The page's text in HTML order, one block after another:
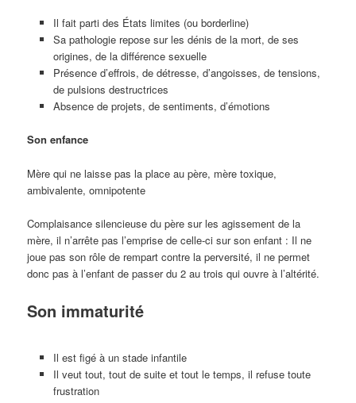
Il fait parti des États limites (ou borderline)
Sa pathologie repose sur les dénis de la mort, de ses
origines, de la différence sexuelle
Présence d’effrois, de détresse, d’angoisses, de tensions,
de pulsions destructrices
Absence de projets, de sentiments, d’émotions
Son enfance
Mère qui ne laisse pas la place au père, mère toxique,
ambivalente, omnipotente
Complaisance silencieuse du père sur les agissement de la
mère, il n’arrête pas l’emprise de celle-ci sur son enfant : Il ne
joue pas son rôle de rempart contre la perversité, il ne permet
donc pas à l’enfant de passer du 2 au trois qui ouvre à l’altérité.
Son immaturité
Il est figé à un stade infantile
Il veut tout, tout de suite et tout le temps, il refuse toute
frustration